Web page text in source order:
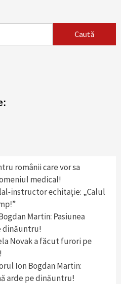
românii care vor sa
medical!
instructor echitație: „Calul
Martin: Pasiunea
dinăuntru!
Novak a făcut furori pe
Ion Bogdan Martin:
arde pe dinăuntru!